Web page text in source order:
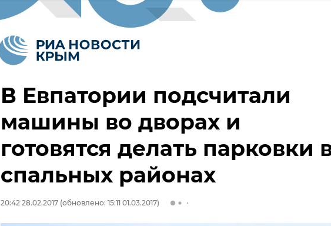
В Евпатории подсчитали
машины во дворах и
готовятся делать парковки
спальных районах
20:42 28.02.2017 (обновлено: 15:11 01.03.2017)